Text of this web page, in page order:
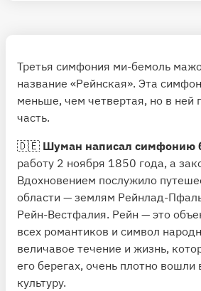
первого раза можно что-то не
понять.Но уже через несколько
музыка запоминается, и можно
находить тонкости и оттенки,
свежестью и оригинальностью
Шумана.
Давайте послушаем симфонию
оценить ее красоту.
→ Роберт Шуман. Четвертая
(Мюнхенский филармонический
Видеопример
⏱ Время прослушивания: 32
Третья симфония ми-бемоль
название «Рейнская». Эта
меньше, чем четвертая, но в ней
часть.
🇩🇪 Шуман написал симфонию
работу 2 ноября 1850 года, а
Вдохновением послужило
области — землям Рейнлад-
Рейн-Вестфалия. Рейн — это
всех романтиков и символ
величавое течение и жизнь,
его берегах, очень плотно
культуру.